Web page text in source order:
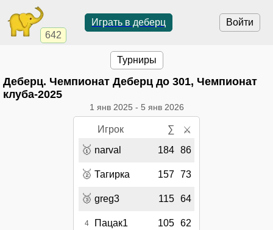
642
Войти
Играть в деберц
Турниры
Деберц. Чемпионат Деберц до 301, Чемпионат
клуба-2025
1 янв 2025 - 5 янв 2026
Игрок ∑ ⚔
🥇 narval 184 86
🥈 Тагирка 157 73
🥉 greg3 115 64
4 Пацак1 105 62